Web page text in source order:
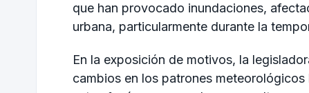
que han provocado inundaciones,
urbana, particularmente durante la
En la exposición de motivos, la
cambios en los patrones